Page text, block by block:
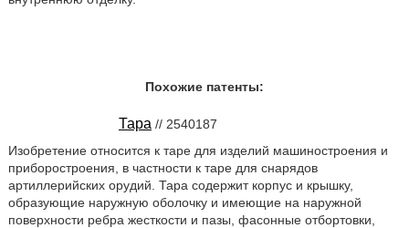
Похожие патенты:
Тара // 2540187
Изобретение относится к таре для изделий машиностроения и
приборостроения, в частности к таре для снарядов
артиллерийских орудий. Тара содержит корпус и крышку,
образующие наружную оболочку и имеющие на наружной
поверхности ребра жесткости и пазы, фасонные отбортовки,